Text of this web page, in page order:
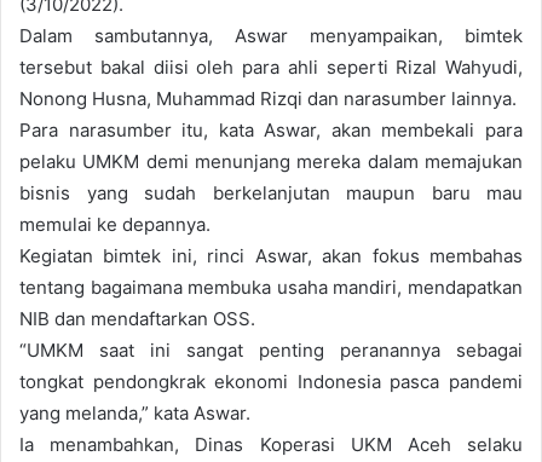
Dalam sambutannya, Aswar menyampaikan, bimtek
tersebut bakal diisi oleh para ahli seperti Rizal Wahyudi,
Nonong Husna, Muhammad Rizqi dan narasumber lainnya.
Para narasumber itu, kata Aswar, akan membekali para
pelaku UMKM demi menunjang mereka dalam memajukan
bisnis yang sudah berkelanjutan maupun baru mau
memulai ke depannya.
Kegiatan bimtek ini, rinci Aswar, akan fokus membahas
tentang bagaimana membuka usaha mandiri, mendapatkan
NIB dan mendaftarkan OSS.
“UMKM saat ini sangat penting peranannya sebagai
tongkat pendongkrak ekonomi Indonesia pasca pandemi
yang melanda,” kata Aswar.
Ia menambahkan, Dinas Koperasi UKM Aceh selaku